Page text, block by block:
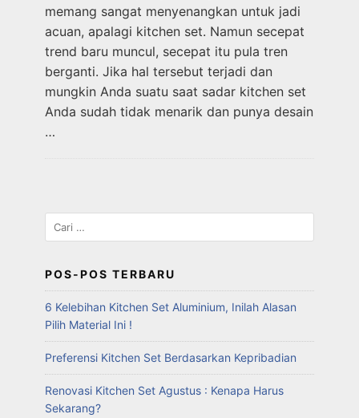
memang sangat menyenangkan untuk jadi
acuan, apalagi kitchen set. Namun secepat
trend baru muncul, secepat itu pula tren
berganti. Jika hal tersebut terjadi dan
mungkin Anda suatu saat sadar kitchen set
Anda sudah tidak menarik dan punya desain
…
POS-POS TERBARU
6 Kelebihan Kitchen Set Aluminium, Inilah Alasan
Pilih Material Ini !
Preferensi Kitchen Set Berdasarkan Kepribadian
Renovasi Kitchen Set Agustus : Kenapa Harus
Sekarang?